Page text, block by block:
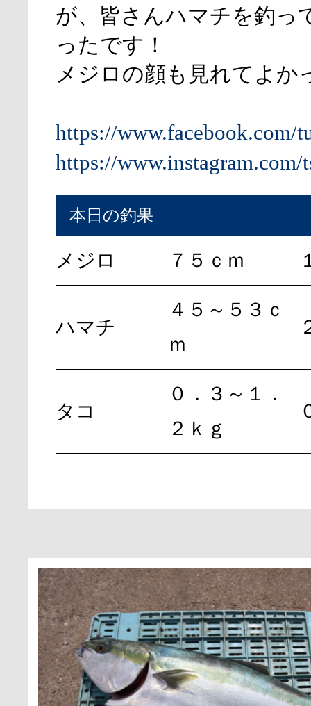
が、皆さんハマチを釣っ
ったです！
メジロの顔も見れてよか
https://www.facebook.com/
https://www.instagram.com/
本日の釣果
メジロ ７５ｃｍ
ハマチ
４５～５３ｃ
ｍ
タコ
０．３～１．
２ｋｇ